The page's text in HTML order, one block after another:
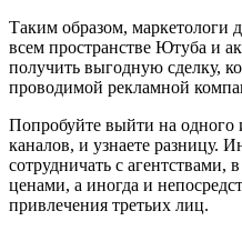
Таким образом, маркетологи
всем пространстве Ютуба и
получить выгодную сделку,
проводимой рекламной
Попробуйте выйти на одного
каналов, и узнаете разницу.
сотрудничать с агентствами,
ценами, а иногда и
привлечения третьих лиц.